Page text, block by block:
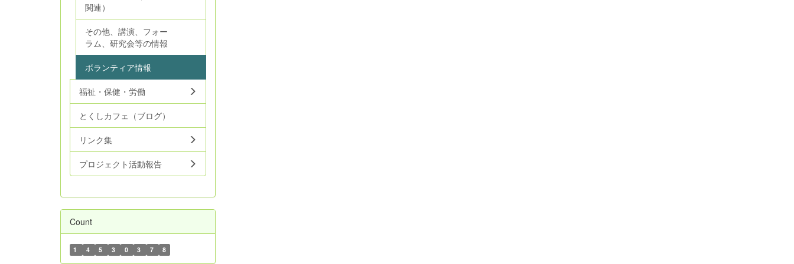
関連）
その他、講演、フォー
ラム、研究会等の情報
ボランティア情報
福祉・保健・労働
とくしカフェ（ブログ）
リンク集
プロジェクト活動報告
Count
1 4 5 3 0 3 7 8